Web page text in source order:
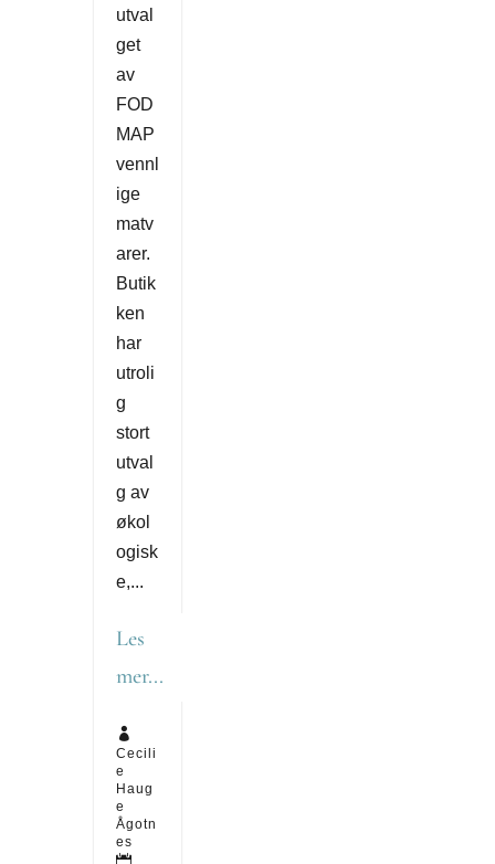
utval
get
av
FOD
MAP
vennl
ige
matv
arer.
Butik
ken
har
utroli
g
stort
utval
g av
økol
ogisk
e,...
Les
mer...

Cecili
e
Haug
e
Ågotn
es
